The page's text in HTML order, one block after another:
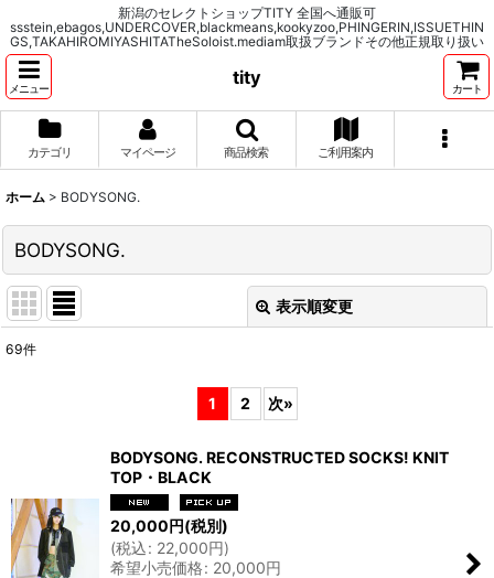
新潟のセレクトショップTITY 全国へ通販可
ssstein,ebagos,UNDERCOVER,blackmeans,kookyzoo,PHINGERIN,ISSUETHIN
GS,TAKAHIROMIYASHITATheSoloist.mediam取扱ブランドその他正規取り扱い
メニュー
tity
カート
カテゴリ マイページ 商品検索 ご利用案内
ホーム > BODYSONG.
BODYSONG.
表示順変更
69件
1 2 次»
BODYSONG. RECONSTRUCTED SOCKS! KNIT
TOP・BLACK
20,000円(税別)
(税込: 22,000円)
希望小売価格: 20,000円